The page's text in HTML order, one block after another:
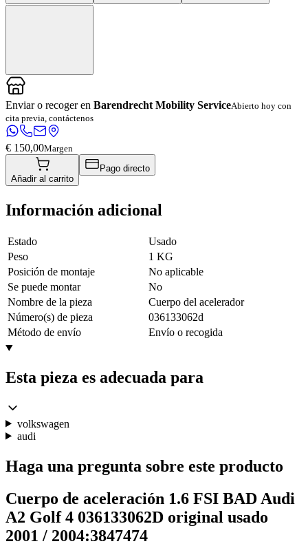
Enviar o recoger en Barendrecht Mobility ServiceAbierto hoy con
cita previa, contáctenos
€ 150,00Margen
Añadir al carrito
Pago directo
Información adicional
Estado
Usado
Peso
1 KG
Posición de montaje
No aplicable
Se puede montar
No
Nombre de la pieza
Cuerpo del acelerador
Número(s) de pieza
036133062d
Método de envío
Envío o recogida
Esta pieza es adecuada para
volkswagen
audi
Haga una pregunta sobre este producto
Cuerpo de aceleración 1.6 FSI BAD Audi
A2 Golf 4 036133062D original usado
2001 / 2004:3847474